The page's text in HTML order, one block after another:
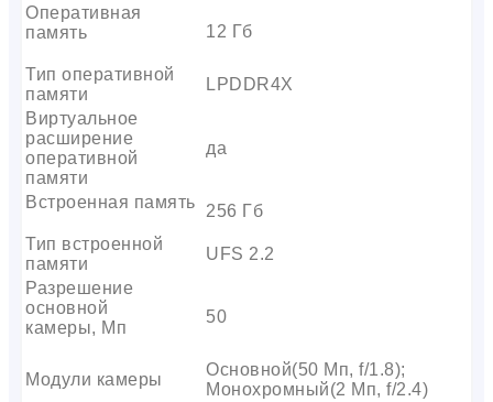
Оперативная
память
12 Гб
Тип оперативной
памяти
LPDDR4X
Виртуальное
расширение
оперативной
памяти
да
Встроенная память
256 Гб
Тип встроенной
памяти
UFS 2.2
Разрешение
основной
камеры, Мп
50
Модули камеры
Основной(50 Мп, f/1.8);
Монохромный(2 Мп, f/2.4)